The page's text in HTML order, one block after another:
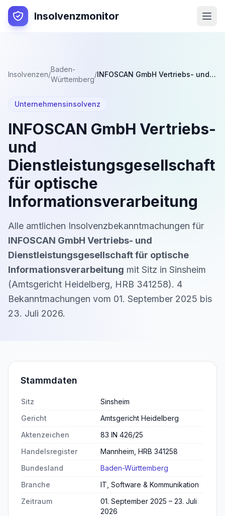
Insolvenzmonitor
Insolvenzen/
Baden-
Württemberg
/ INFOSCAN GmbH Vertriebs- und Dienstleistungsgesellschaft für optische Informationsverarbeitung
Unternehmensinsolvenz
INFOSCAN GmbH Vertriebs-
und
Dienstleistungsgesellschaft
für optische
Informationsverarbeitung
Alle amtlichen Insolvenzbekanntmachungen für
INFOSCAN GmbH Vertriebs- und
Dienstleistungsgesellschaft für optische
Informationsverarbeitung mit Sitz in Sinsheim
(Amtsgericht Heidelberg, HRB 341258). 4
Bekanntmachungen vom 01. September 2025 bis
23. Juli 2026.
Stammdaten
Sitz
Sinsheim
Gericht
Amtsgericht Heidelberg
Aktenzeichen
83 IN 426/25
Handelsregister
Mannheim, HRB 341258
Bundesland
Baden-Württemberg
Branche
IT, Software & Kommunikation
Zeitraum
01. September 2025 – 23. Juli
2026